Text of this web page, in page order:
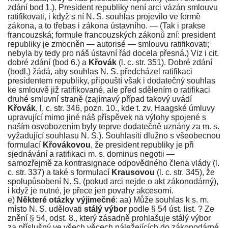
zdání bod 1.). President republiky není arci vázán smlouvu
ratifikovati, i když s ní N. S. souhlas projevilo ve formě
zákona, a to třebas i zákona ústavního. — (Tak i prakse
francouzská; formule francouzských zákonů zní: president
republiky je zmocněn — autorisé — smlouvu ratifikovati;
nebyla by tedy pro náš ústavní řád docela přesná.) Viz i cit.
dobré zdání (bod 6.) a Křovák (l. c. str. 351). Dobré zdání
(bodl.) žádá, aby souhlas N. S. předcházel ratifikaci
presidentem republiky, připouští však i dodatečný souhlas
ke smlouvě již ratifikované, ale před sdělením o ratifikaci
druhé smluvní straně (zajímavý případ takový uvádí
Křovák, l. c. str. 346, pozn. 10., kde t. zv. Haagské úmluvy
upravující mimo jiné náš příspěvek na výlohy spojené s
naším osvobozením byly teprve dodatečně uznány za m. s.
vyžadující souhlasu N. S.). Souhlasiti dlužno s všeobecnou
formulací Křovákovou, že president republiky je při
sjednávání a ratifikaci m. s. dominus negotii —
samozřejmě za kontrasignace odpovědného člena vlády (l.
c. str. 337) a také s formulací Krausovou (l. c. str. 345), že
spolupůsobení N. S. (pokud arci nejde o akt zákonodárný),
i když je nutné, je přece jen povahy akcesorní.
e) Některé otázky výjimečné: aa) Může souhlas k s. m.
místo N. S. udělovati stálý výbor podle § 54 úst. list. ? Ze
znění § 54, odst. 8., který zásadně prohlašuje stálý výbor